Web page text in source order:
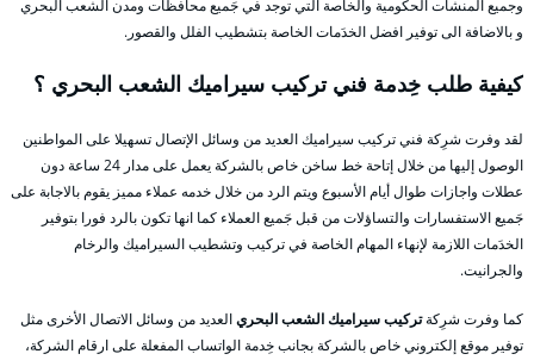
وجميع المنشآت الحكومية والخاصة التي توجد في جَميع محافظات ومدن الشعب البحري
و بالاضافة الى توفير افضل الخدَمات الخاصة بتشطيب الفلل والقصور.
كيفية طلب خِدمة فني تركيب سيراميك الشعب البحري ؟
لقد وفرت شرِكة فني تركيب سيراميك العديد من وسائل الإتصال تسهيلا على المواطنين
الوصول إليها من خلال إتاحة خط ساخن خاص بالشركة يعمل على مدار 24 ساعة دون
عطلات واجازات طوال أيام الأسبوع ويتم الرد من خلال خدمه عملاء مميز يقوم بالاجابة على
جَميع الاستفسارات والتساؤلات من قبل جَميع العملاء كما انها تكون بالرد فورا بتوفير
الخدَمات اللازمة لإنهاء المهام الخاصة في تركيب وتشطيب السيراميك والرخام
والجرانيت.
كما وفرت شرِكةتركيب سيراميك الشعب البحريالعديد من وسائل الاتصال الأخرى مثل
توفير موقع إلكتروني خاص بالشركة بجانب خِدمة الواتساب المفعلة على ارقام الشركة،